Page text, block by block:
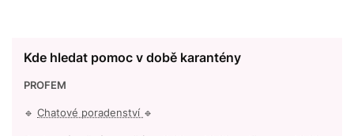
Kde hledat pomoc v době karantény
PROFEM
🔹 Chatové poradenství 🔹